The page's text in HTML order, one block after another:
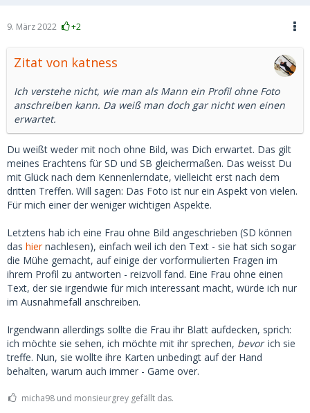
9. März 2022 +2
Zitat von katness
Ich verstehe nicht, wie man als Mann ein Profil ohne Foto
anschreiben kann. Da weiß man doch gar nicht wen einen
erwartet.
Du weißt weder mit noch ohne Bild, was Dich erwartet. Das gilt
meines Erachtens für SD und SB gleichermaßen. Das weisst Du
mit Glück nach dem Kennenlerndate, vielleicht erst nach dem
dritten Treffen. Will sagen: Das Foto ist nur ein Aspekt von vielen.
Für mich einer der weniger wichtigen Aspekte.
Letztens hab ich eine Frau ohne Bild angeschrieben (SD können
das hiernachlesen), einfach weil ich den Text - sie hat sich sogar
die Mühe gemacht, auf einige der vorformulierten Fragen im
ihrem Profil zu antworten - reizvoll fand. Eine Frau ohne einen
Text, der sie irgendwie für mich interessant macht, würde ich nur
im Ausnahmefall anschreiben.
Irgendwann allerdings sollte die Frau ihr Blatt aufdecken, sprich:
ich möchte sie sehen, ich möchte mit ihr sprechen, bevor ich sie
treffe. Nun, sie wollte ihre Karten unbedingt auf der Hand
behalten, warum auch immer - Game over.
micha98 und monsieurgrey gefällt das.